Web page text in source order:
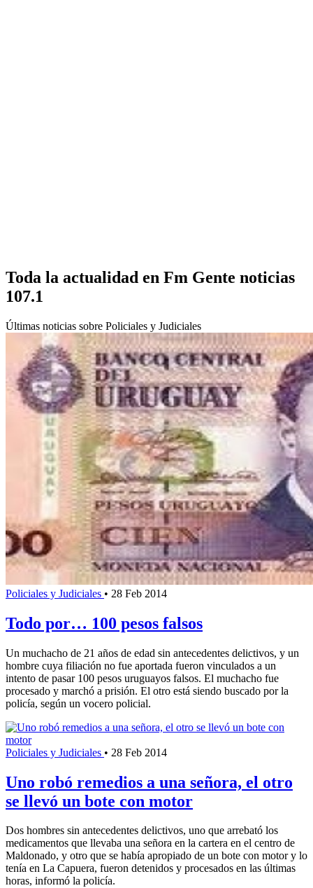
Toda la actualidad en Fm Gente noticias
107.1
Últimas noticias sobre Policiales y Judiciales
Policiales y Judiciales • 28 Feb 2014
Todo por… 100 pesos falsos
Un muchacho de 21 años de edad sin antecedentes delictivos, y un
hombre cuya filiación no fue aportada fueron vinculados a un
intento de pasar 100 pesos uruguayos falsos. El muchacho fue
procesado y marchó a prisión. El otro está siendo buscado por la
policía, según un vocero policial.
Policiales y Judiciales • 28 Feb 2014
Uno robó remedios a una señora, el otro
se llevó un bote con motor
Dos hombres sin antecedentes delictivos, uno que arrebató los
medicamentos que llevaba una señora en la cartera en el centro de
Maldonado, y otro que se había apropiado de un bote con motor y lo
tenía en La Capuera, fueron detenidos y procesados en las últimas
horas, informó la policía.